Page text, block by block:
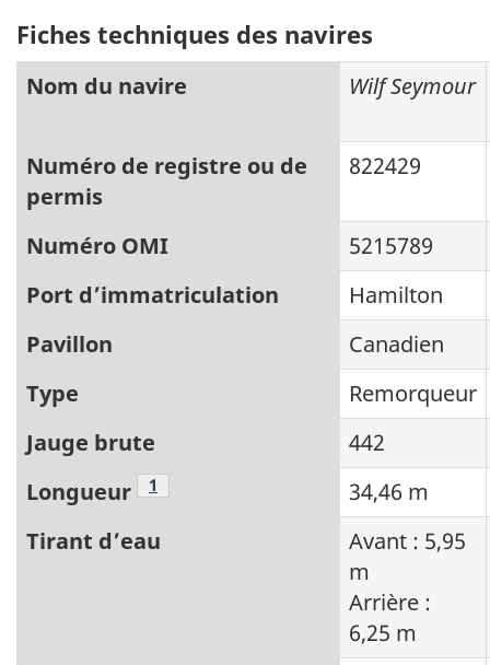
Fiches techniques des navires
Nom du navire Wilf Seymour
Numéro de registre ou de
permis
822429
Numéro OMI
5215789
Port d’immatriculation
Hamilton
Pavillon
Canadien
Type
Remorqueur
Jauge brute
442
Longueur
Note de bas de page
1
34,46 m
Tirant d’eau
Avant : 5,95
m
Arrière :
6,25 m